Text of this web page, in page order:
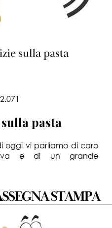
2.071
pasta
oggi vi parliamo di caro
e di un grande